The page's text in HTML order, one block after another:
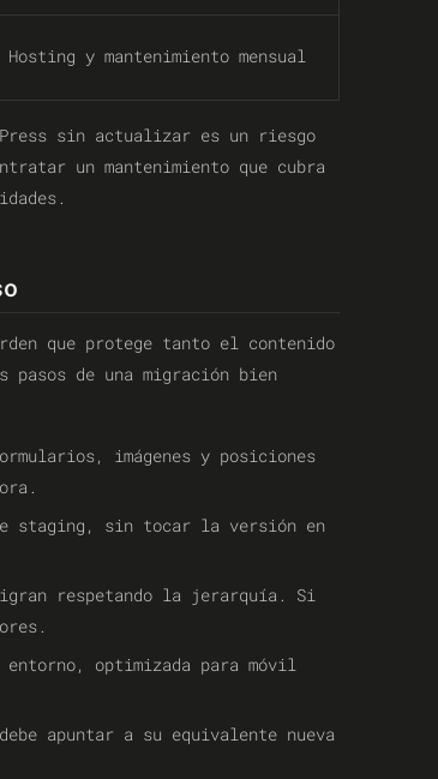
Hosting y mantenimiento mensual
sin actualizar es un riesgo
un mantenimiento que cubra
que protege tanto el contenido
pasos de una migración bien
imágenes y posiciones
staging, sin tocar la versión en
respetando la jerarquía. Si
optimizada para móvil
apuntar a su equivalente nueva